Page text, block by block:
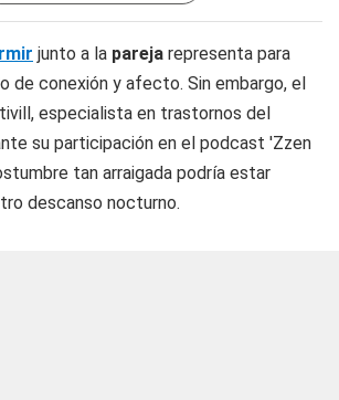
junto a la pareja representa para
de conexión y afecto. Sin embargo, el
especialista en trastornos del
su participación en el podcast 'Zzen
tan arraigada podría estar
descanso nocturno.